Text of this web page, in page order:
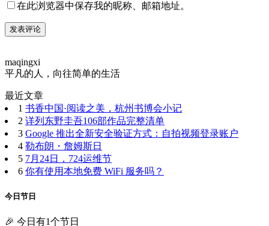
在此浏览器中保存我的昵称、邮箱地址。
maqingxi
平凡的人，向往简单的生活
最近文章
1 书香中国·阅读之美，杭州书博会小记
2 详列东野圭吾106部作品完整清单
3 Google 推出全新安全验证方式：自拍视频登录账户
4 勒布朗・詹姆斯日
5 7月24日，724运维节
6 你有使用本地免费 WiFi 服务吗？
今日节日
🎉 今日有1个节日